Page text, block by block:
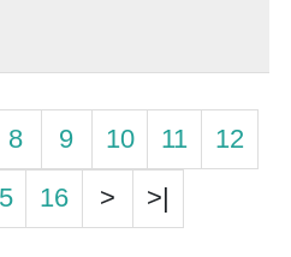
8 9 10 11
12
16 > >|